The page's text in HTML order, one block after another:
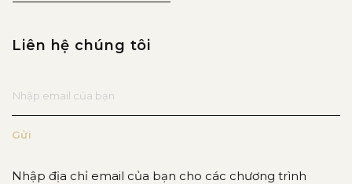
Liên hệ chúng tôi
Nhập địa chỉ email của bạn cho các chương trình